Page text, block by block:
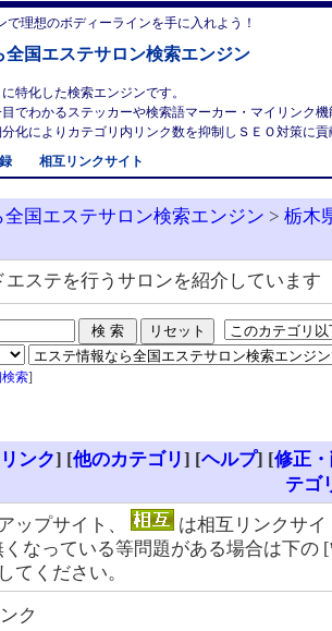
で理想のボディーラインを手に入れよう！
全国エステサロン検索エンジン
特化した検索エンジンです。
でわかるステッカーや検索語マーカー・マイリンク
化によりカテゴリ内リンク数を抑制しＳＥＯ対策に
相互リンクサイト
国エステサロン検索エンジン > 栃木
ステを行うサロンを紹介しています
索]
ンク] [他のカテゴリ] [ヘルプ] [修正
テゴ
ップサイト、
は相互リンクサイ
なっている等問題がある場合は下の [
てください。
ク